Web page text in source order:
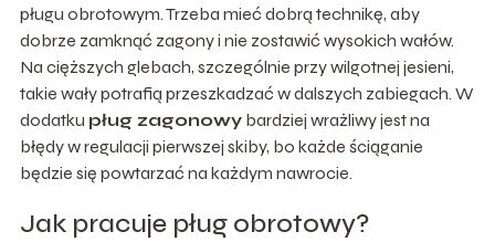
pługu obrotowym. Trzeba mieć dobrą technikę, aby
dobrze zamknąć zagony i nie zostawić wysokich wałów.
Na cięższych glebach, szczególnie przy wilgotnej jesieni,
takie wały potrafią przeszkadzać w dalszych zabiegach. W
dodatku pług zagonowybardziej wrażliwy jest na
błędy w regulacji pierwszej skiby, bo każde ściąganie
będzie się powtarzać na każdym nawrocie.
Jak pracuje pług obrotowy?